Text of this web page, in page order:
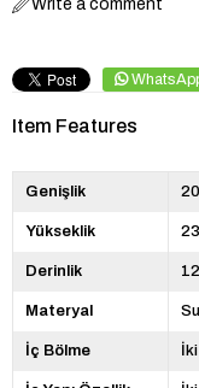
Write a comment
Item Features
Genişlik
Yükseklik
Derinlik
Materyal
İç Bölme